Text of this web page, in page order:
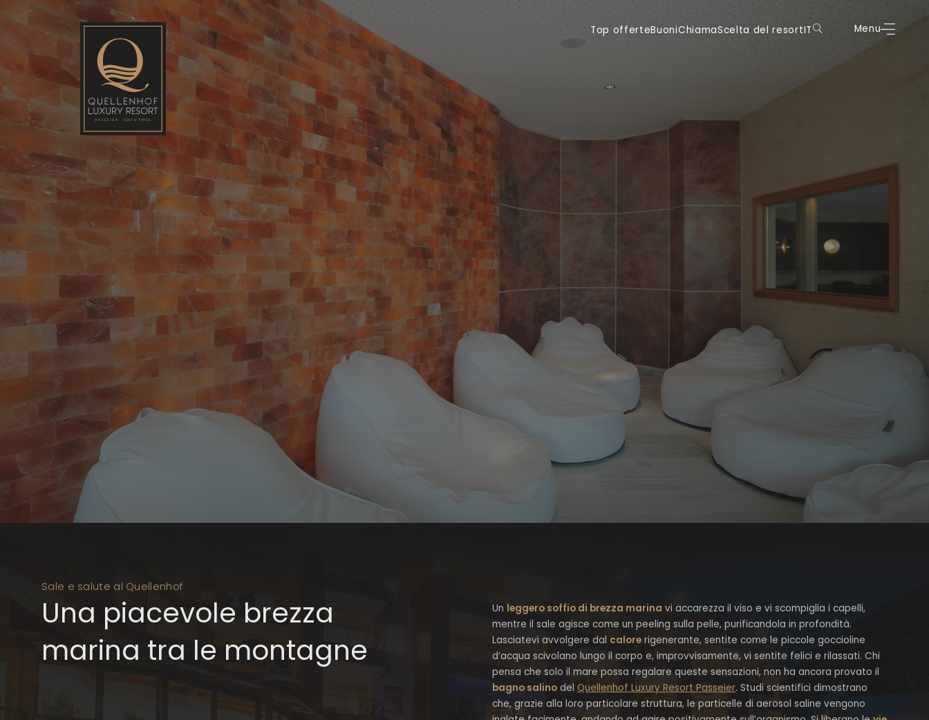
Top offerteBuoniChiamaScelta del resortIT Menu
Una piacevole brezza
marina tra le montagne
Sale e salute al Quellenhof
Un leggero soffio di brezza marina vi accarezza il viso e vi scompiglia i capelli,
mentre il sale agisce come un peeling sulla pelle, purificandola in profondità.
Lasciatevi avvolgere dal calore rigenerante, sentite come le piccole goccioline
d’acqua scivolano lungo il corpo e, improvvisamente, vi sentite felici e rilassati. Chi
pensa che solo il mare possa regalare queste sensazioni, non ha ancora provato il
bagno salino del Quellenhof Luxury Resort Passeier. Studi scientifici dimostrano
che, grazie alla loro particolare struttura, le particelle di aerosol saline vengono